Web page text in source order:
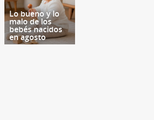
Lo bueno y lo
malo de los
bebés nacidos
en agosto